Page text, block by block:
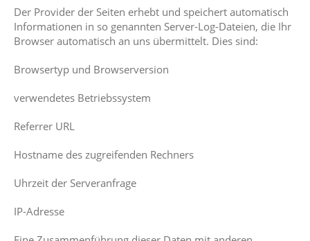
Der Provider der Seiten erhebt und speichert automatisch
Informationen in so genannten Server-Log-Dateien, die Ihr
Browser automatisch an uns übermittelt. Dies sind:
Browsertyp und Browserversion
verwendetes Betriebssystem
Referrer URL
Hostname des zugreifenden Rechners
Uhrzeit der Serveranfrage
IP-Adresse